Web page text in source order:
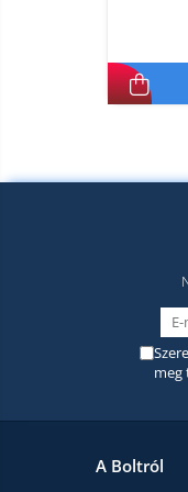
meg
A Boltról